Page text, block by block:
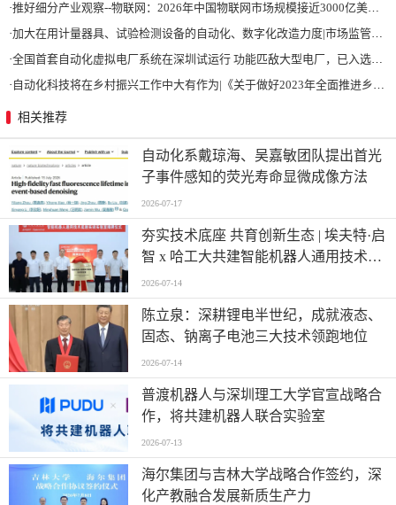
·推好细分产业观察--物联网：2026年中国物联网市场规模接近3000亿美元 智慧工厂、智慧城市、智慧电网等将占60%以上
·加大在用计量器具、试验检测设备的自动化、数字化改造力度|市场监管总局 工业和信息化部 关于促进企业计量能力提升的指导意见
·全国首套自动化虚拟电厂系统在深圳试运行 功能匹敌大型电厂，已入选国际典型案例
· 自动化科技将在乡村振兴工作中大有作为|《关于做好2023年全面推进乡村振兴重点工作的意见》发布
相关推荐
自动化系戴琼海、吴嘉敏团队提出首光
子事件感知的荧光寿命显微成像方法
2026-07-17
夯实技术底座 共育创新生态 | 埃夫特·启
智 x 哈工大共建智能机器人通用技术底
座实训实验室
2026-07-14
陈立泉：深耕锂电半世纪，成就液态、
固态、钠离子电池三大技术领跑地位
2026-07-14
普渡机器人与深圳理工大学官宣战略合
作，将共建机器人联合实验室
2026-07-13
海尔集团与吉林大学战略合作签约，深
化产教融合发展新质生产力